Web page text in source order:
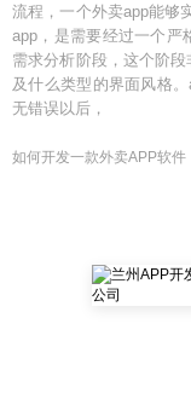
流程，一个外卖app能够
app，是需要经过一个严
需求分析阶段，这个阶
及什么类型的界面风格
无错误以后，
如何开发一款外卖APP软件